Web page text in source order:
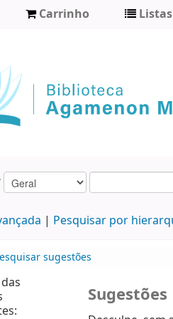
Carrinho Listas
Pesquisar por
sugestões
Sugestões